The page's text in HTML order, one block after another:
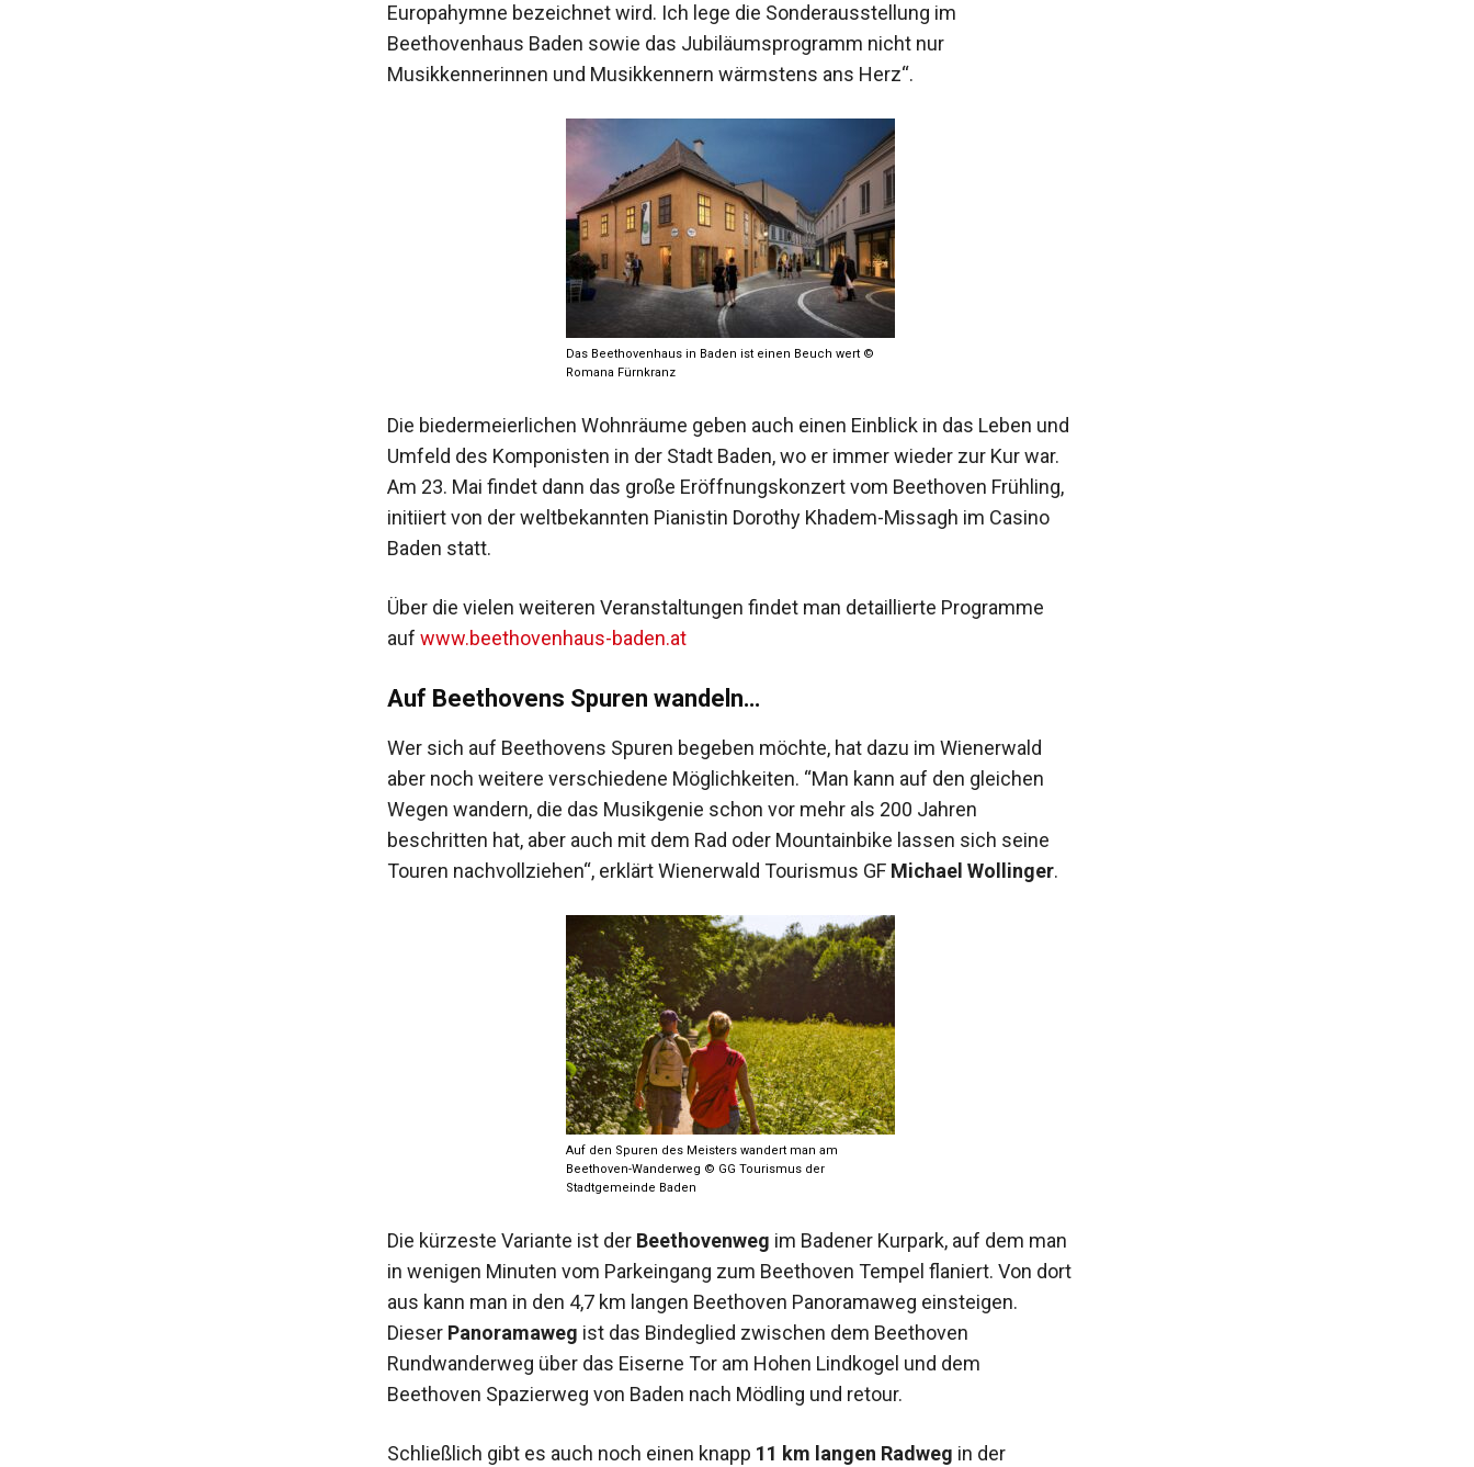
Europahymne bezeichnet wird. Ich lege die Sonderausstellung im
Beethovenhaus Baden sowie das Jubiläumsprogramm nicht nur
Musikkennerinnen und Musikkennern wärmstens ans Herz“.
Das Beethovenhaus in Baden ist einen Beuch wert ©
Romana Fürnkranz
Die biedermeierlichen Wohnräume geben auch einen Einblick in das Leben und
Umfeld des Komponisten in der Stadt Baden, wo er immer wieder zur Kur war.
Am 23. Mai findet dann das große Eröffnungskonzert vom Beethoven Frühling,
initiiert von der weltbekannten Pianistin Dorothy Khadem-Missagh im Casino
Baden statt.
Über die vielen weiteren Veranstaltungen findet man detaillierte Programme
auf www.beethovenhaus-baden.at
Auf Beethovens Spuren wandeln…
Wer sich auf Beethovens Spuren begeben möchte, hat dazu im Wienerwald
aber noch weitere verschiedene Möglichkeiten. “Man kann auf den gleichen
Wegen wandern, die das Musikgenie schon vor mehr als 200 Jahren
beschritten hat, aber auch mit dem Rad oder Mountainbike lassen sich seine
Touren nachvollziehen“, erklärt Wienerwald Tourismus GF Michael Wollinger.
Auf den Spuren des Meisters wandert man am
Beethoven-Wanderweg © GG Tourismus der
Stadtgemeinde Baden
Die kürzeste Variante ist der Beethovenweg im Badener Kurpark, auf dem man
in wenigen Minuten vom Parkeingang zum Beethoven Tempel flaniert. Von dort
aus kann man in den 4,7 km langen Beethoven Panoramaweg einsteigen.
Dieser Panoramaweg ist das Bindeglied zwischen dem Beethoven
Rundwanderweg über das Eiserne Tor am Hohen Lindkogel und dem
Beethoven Spazierweg von Baden nach Mödling und retour.
Schließlich gibt es auch noch einen knapp 11 km langen Radweg in der